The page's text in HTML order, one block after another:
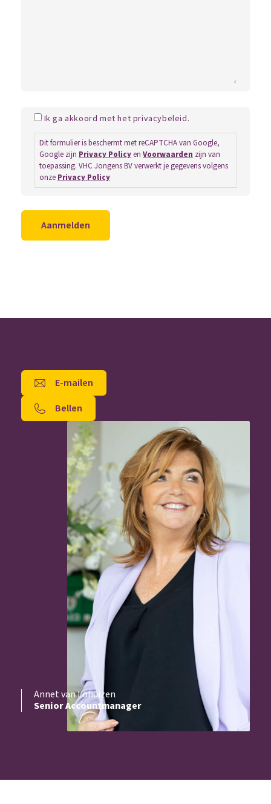
Ik ga akkoord met het privacybeleid.
Dit formulier is beschermt met reCAPTCHA van Google,
Google zijn Privacy Policyen Voorwaarden zijn van
toepassing. VHC Jongens BV verwerkt je gegevens volgens
onze Privacy Policy
E-mailen
Bellen
Annet van Lohuizen
Senior Accountmanager